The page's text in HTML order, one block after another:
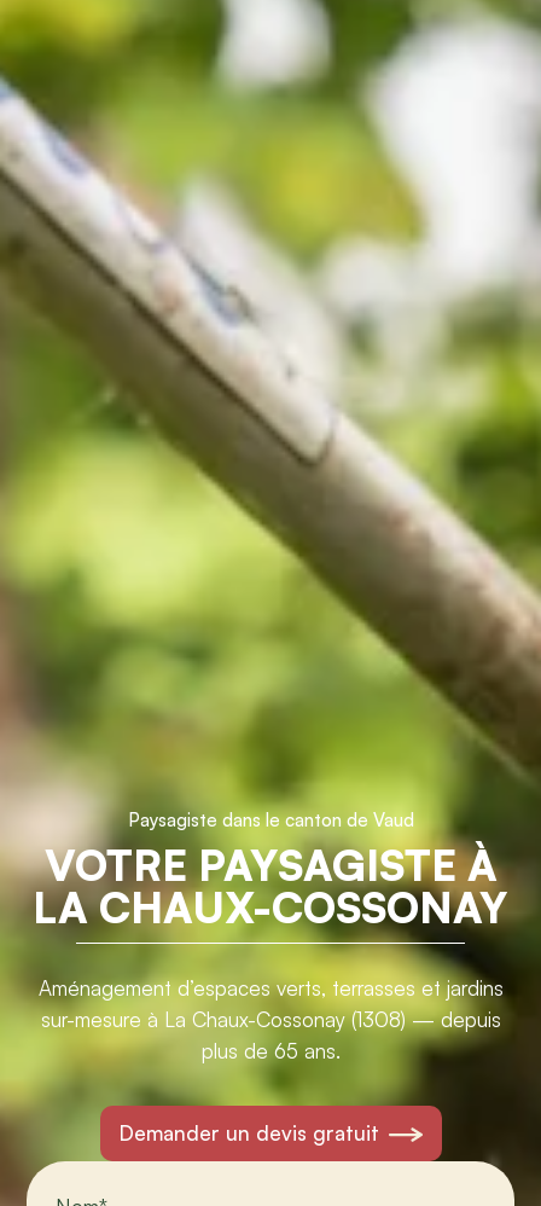
Paysagiste dans le canton de Vaud
VOTRE PAYSAGISTE À
LA CHAUX-COSSONAY
Aménagement d’espaces verts, terrasses et jardins
sur-mesure à La Chaux-Cossonay (1308) — depuis
plus de 65 ans.
Demander un devis gratuit